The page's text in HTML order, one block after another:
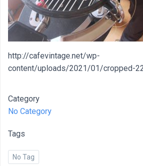
http://cafevintage.net/wp-
content/uploads/2021/01/cropped-
Category
No Category
Tags
No Tag